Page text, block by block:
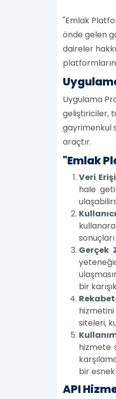
"Emlak
önde gelen
daireler
Uygulama
geliştiriciler,
gayrimenkul
araçtır.
"Emlak
Veri
hale
Gerçek
bir
siteleri,
hizmete
bir
API